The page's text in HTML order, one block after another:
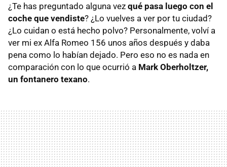
¿Te has preguntado alguna vez qué pasa luego con el
coche que vendiste? ¿Lo vuelves a ver por tu ciudad?
¿Lo cuidan o está hecho polvo? Personalmente, volví a
ver mi ex Alfa Romeo 156 unos años después y daba
pena como lo habían dejado. Pero eso no es nada en
comparación con lo que ocurrió a Mark Oberholtzer,
un fontanero texano.